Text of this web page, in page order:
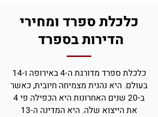
כלכלת ספרד ומחירי
הדירות בספרד
כלכלת ספרד מדור
גת ה-4 באירופה ו-14
בעולם. היא נהנית מצמיחה חיובית, כאשר
ב-20 שנים האחרונות היא הכפילה
פי 4
את הייצוא שלה. היא המדינה ה-13